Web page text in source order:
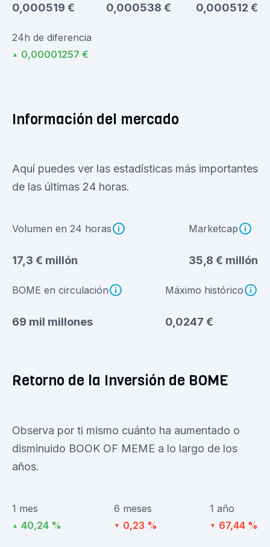
0,000519 € 0,000538 € 0,000512 €
24h de diferencia
▲ 0,00001257 €
Información del mercado
Aquí puedes ver las estadísticas más importantes
de las últimas 24 horas.
Volumen en 24 horas
17,3 € millón
Marketcap
35,8 € millón
BOME en circulación
69 mil millones
Máximo histórico
0,0247 €
Retorno de la Inversión de BOME
Observa por ti mismo cuánto ha aumentado o
disminuido BOOK OF MEME a lo largo de los
años.
1 mes
▲ 40,24 %
6 meses
▼ 0,23 %
1 año
▼ 67,44 %